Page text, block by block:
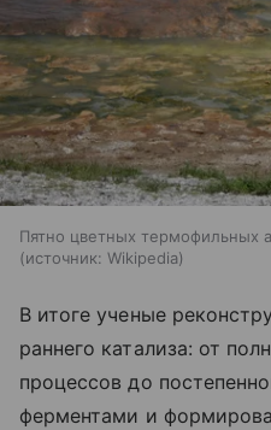
Пятно цветных термофильных
источник: Wikipedia
В итоге ученые
раннего катализа: от
процессов до
ферментами и